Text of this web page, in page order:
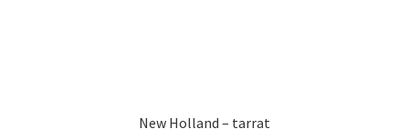
New Holland – tarrat